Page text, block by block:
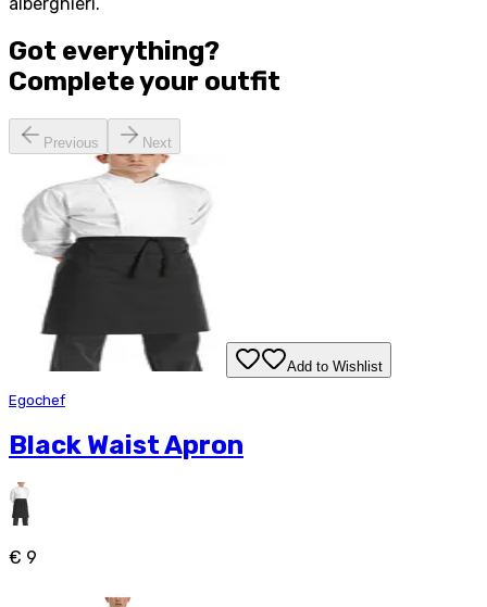
Got everything?
Complete your outfit
Previous Next
Add to Wishlist
Egochef
Black Waist Apron
€ 9